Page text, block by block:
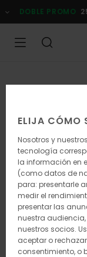
la
DOBLE PROMO
ELIJA CÓMO
Nosotros y
tecnología
la información en
(como datos de
para: presentarle
medir el
presentar las
nuestra
nuestros socios.
aceptar o
consentimiento, o